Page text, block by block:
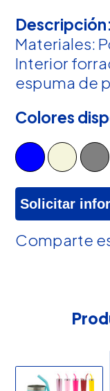
Descripción:
Materiales:
Interior
espuma de
Colores
Solicitar
Comparte